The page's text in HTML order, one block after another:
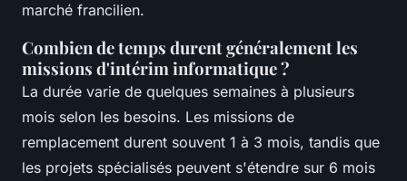
marché francilien.
Combien de temps durent généralement les
missions d'intérim informatique ?
La durée varie de quelques semaines à plusieurs
mois selon les besoins. Les missions de
remplacement durent souvent 1 à 3 mois, tandis que
les projets spécialisés peuvent s'étendre sur 6 mois